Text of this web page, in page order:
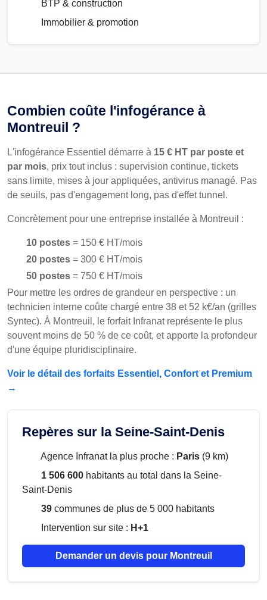
BTP & construction
Immobilier & promotion
Combien coûte l'infogérance à
Montreuil ?
L'infogérance Essentiel démarre à 15 € HT par poste et
par mois, prix tout inclus : supervision continue, tickets
sans limite, mises à jour appliquées, antivirus managé. Pas
de seuils, pas d'engagement long, pas d'effet tunnel.
Concrètement pour une entreprise installée à Montreuil :
10 postes = 150 € HT/mois
20 postes = 300 € HT/mois
50 postes = 750 € HT/mois
Pour mettre les ordres de grandeur en perspective : un
technicien interne coûte chargé entre 38 et 52 k€/an (grilles
Syntec). À Montreuil, le forfait Infranat représente le plus
souvent moins de 50 % de ce coût, et apporte la profondeur
d'une équipe pluridisciplinaire.
Voir le détail des forfaits Essentiel, Confort et Premium
→
Repères sur la Seine-Saint-Denis
Agence Infranat la plus proche : Paris (9 km)
1 506 600 habitants au total dans la Seine-
Saint-Denis
39 communes de plus de 5 000 habitants
Intervention sur site : H+1
Demander un devis pour Montreuil